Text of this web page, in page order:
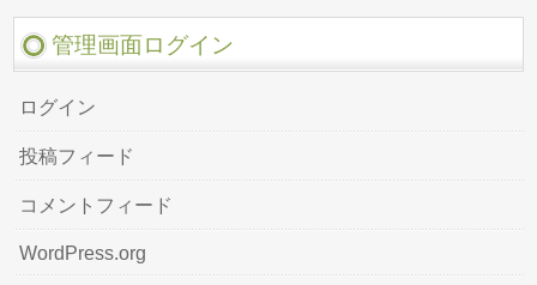
管理画面ログイン
ログイン
投稿フィード
コメントフィード
WordPress.org